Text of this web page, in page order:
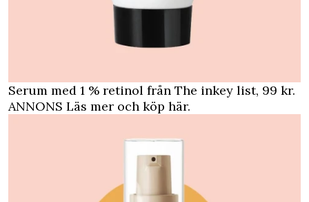
Serum med 1 % retinol från The inkey list, 99 kr.
ANNONS Läs mer och köp här.